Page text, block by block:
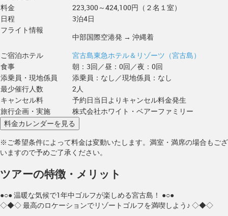
料金
223,300～424,100円（２名１室）
日程
3泊4日
フライト情報
中部国際空港発 → 沖縄着
ご宿泊ホテル
宮古島東急ホテル＆リゾーツ（宮古島）
食事
朝：3回／昼：0回／夜：0回
添乗員・現地係員
添乗員：なし／現地係員：なし
最少催行人数
2人
キャンセル料
予約日当日よりキャンセル料金発生
旅行企画・実施
株式会社ホワイト・ベアーファミリー
※ご希望条件によって料金は変動いたします。満室・満席の場合もござ
いますので予めご了承ください。
ツアーの特徴・メリット
●○● 温暖な気候で1年中ゴルフが楽しめる宮古島！ ●○●
◇◆◇ 最高のロケーションでリゾートゴルフを満喫しよう♪ ◇◆◇